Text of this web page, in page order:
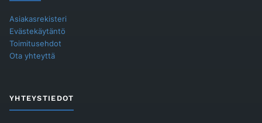
Asiakasrekisteri
Evästekäytäntö
Toimitusehdot
Ota yhteyttä
YHTEYSTIEDOT